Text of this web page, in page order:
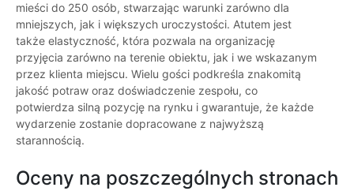
mieści do 250 osób, stwarzając warunki zarówno dla
mniejszych, jak i większych uroczystości. Atutem jest
także elastyczność, która pozwala na organizację
przyjęcia zarówno na terenie obiektu, jak i we wskazanym
przez klienta miejscu. Wielu gości podkreśla znakomitą
jakość potraw oraz doświadczenie zespołu, co
potwierdza silną pozycję na rynku i gwarantuje, że każde
wydarzenie zostanie dopracowane z najwyższą
starannością.
Oceny na poszczególnych stronach